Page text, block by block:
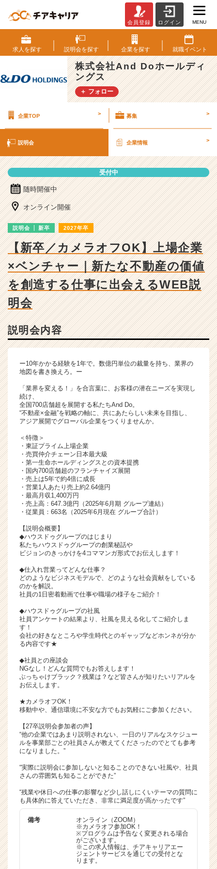
式
会
社
A
n
d
D
ー
ィ
ン
グ
会
細
ベ
ン
チ
企
か
ら
カ
ウ
ト
が
く
就
活
サ
イ
チ
ア
ャ
リ
ア
（C
h
e
r
C
r
r）
会員登録 ログイン MENU
求人を探す 説明会を探す 企業を探す 就職イベント
株式会社And Doホールディ
ングス
＋ フォロー
企業TOP > 募集 >
説明会 企業情報 >
受付中
随時開催中
オンライン開催
説明会 新卒 2027年卒
【新卒／カメラオフOK】上場企業
×ベンチャー｜新たな不動産の価値
を創造する仕事に出会えるWEB説
明会
説明会内容
ー10年かかる経験を1年で。数億円単位の裁量を持ち、業界の
地図を書き換えろ。ー
「業界を変える！」を合言葉に、お客様の潜在ニーズを実現し
続け、
全国700店舗超を展開する私たちAnd Do。
“不動産×金融”を戦略の軸に、共にあたらしい未来を目指し、
アジア展開でグローバル企業をつくりませんか。
＜特徴＞
・東証プライム上場企業
・売買仲介チェーン日本最大級
・第一生命ホールディングスとの資本提携
・国内700店舗超のフランチャイズ展開
・売上は5年で約4倍に成長
・営業1人あたり売上約2.64億円
・最高月収1,400万円
・売上高：647.3億円（2025年6月期 グループ連結）
・従業員：663名（2025年6月現在 グループ合計）
【説明会概要】
◆ハウスドゥグループのはじまり
私たちハウスドゥグループの創業秘話や
ビジョンのきっかけを4コママンガ形式でお伝えします！
◆仕入れ営業ってどんな仕事？
どのようなビジネスモデルで、どのような社会貢献をしている
のかを解説。
社員の1日密着動画で仕事や職場の様子をご紹介！
◆ハウスドゥグループの社風
社員アンケートの結果より、社風を見える化してご紹介しま
す！
会社の好きなところや学生時代とのギャップなどホンネが分か
る内容です★
◆社員との座談会
NGなし！どんな質問でもお答えします！
ぶっちゃけブラック？残業は？など皆さんが知りたいリアルを
お伝えします。
★カメラオフOK！
移動中や、通信環境に不安な方でもお気軽にご参加ください。
【27卒説明会参加者の声】
“他の企業ではあまり説明されない、一日のリアルなスケジュー
ルを事業部ごとの社員さんが教えてくださったのでとても参考
になりました。”
“実際に説明会に参加しないと知ることのできない社風や、社員
さんの雰囲気も知ることができた”
“残業や休日への仕事の影響など少し話しにくいテーマの質問に
も具体的に答えていただき、非常に満足度が高かったです”
備考
オンライン（ZOOM）
※カメラオフ参加OK！
※プログラムは予告なく変更される場合
がございます。
※この求人情報は、チアキャリアエー
ジェントサービスを通じての受付とな
ります。